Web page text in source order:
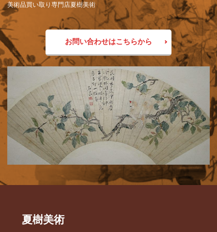
美術品買い取り専門店夏樹美術
お問い合わせはこちらから
夏樹美術